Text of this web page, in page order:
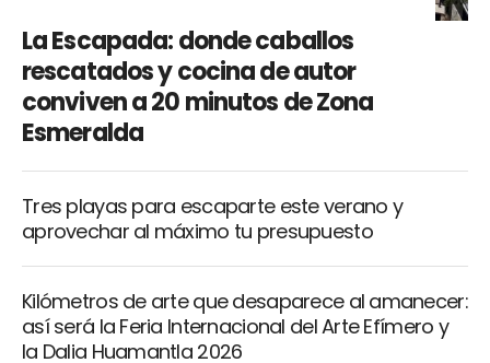
La Escapada: donde caballos
rescatados y cocina de autor
conviven a 20 minutos de Zona
Esmeralda
Tres playas para escaparte este verano y
aprovechar al máximo tu presupuesto
Kilómetros de arte que desaparece al amanecer:
así será la Feria Internacional del Arte Efímero y
la Dalia Huamantla 2026